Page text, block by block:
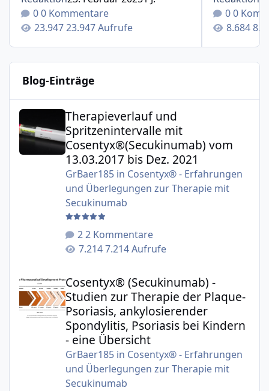
0 Kommentare
23.947 Aufrufe
0
Blog-Einträge
Therapieverlauf und Spritzenintervalle mit
Therapieverlauf und
Spritzenintervalle mit
Cosentyx®(Secukinumab) vom
13.03.2017 bis Dez. 2021
GrBaer185in Cosentyx® - Erfahrungen
und Überlegungen zur Therapie mit
Secukinumab
2 Kommentare
7.214 Aufrufe
Cosentyx® (Secukinumab) -
Studien zur Therapie der Plaque-
Psoriasis, ankylosierender
Spondylitis, Psoriasis bei Kindern
- eine Übersicht
GrBaer185in Cosentyx® - Erfahrungen
und Überlegungen zur Therapie mit
Secukinumab